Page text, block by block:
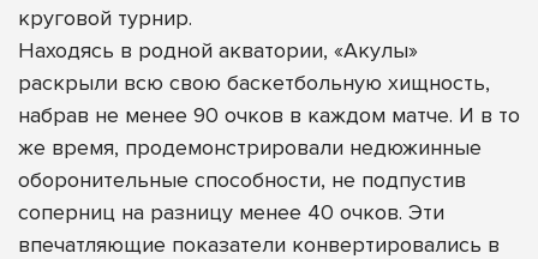
круговой турнир.
Находясь в родной акватории, «Акулы»
раскрыли всю свою баскетбольную хищность,
набрав не менее 90 очков в каждом матче. И в то
же время, продемонстрировали недюжинные
оборонительные способности, не подпустив
соперниц на разницу менее 40 очков. Эти
впечатляющие показатели конвертировались в